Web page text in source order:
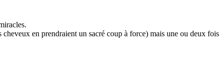
en prendraient un sacré coup à force) mais une ou deux